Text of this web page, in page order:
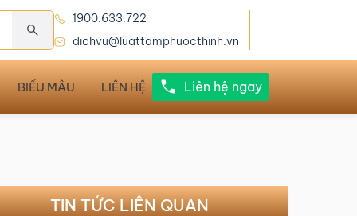
1900.633.722
dichvu@luattamphuocthinh.vn
BIỂU MẪU LIÊN HỆ Liên hệ ngay
TIN TỨC LIÊN QUAN